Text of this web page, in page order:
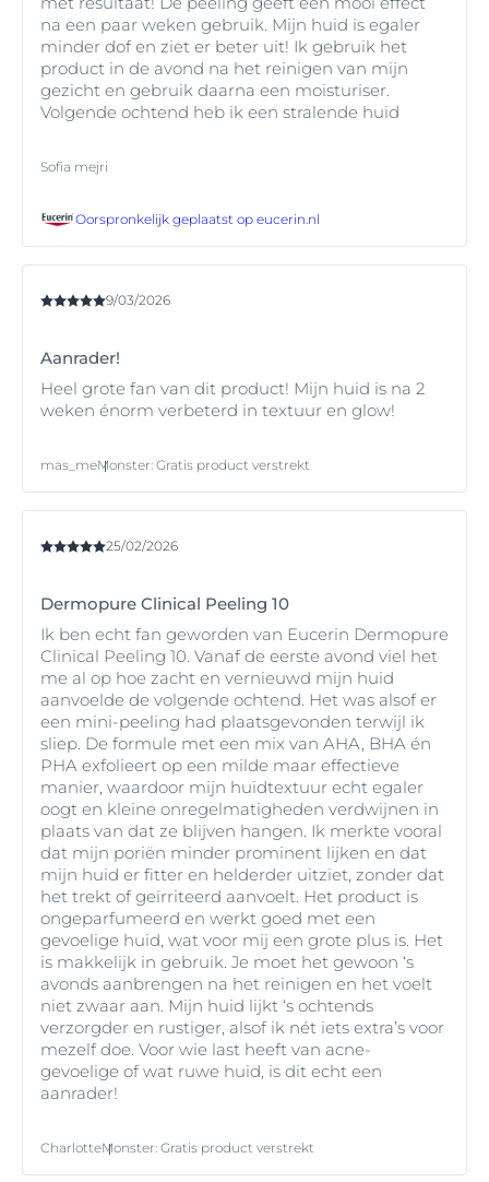
Daarnaast kan blootstelling aan de zon PIH-
symptomen verergeren, de aangedane plekken
donkerder maken en de tijd die nodig is om te
vervagen langer maken. De meeste PIH door acne zal
na verloop van tijd uiteindelijk vervagen, maar het kan
verschillende jaren of zelfs tien jaar duren voordat het
*Abad-Casintahan, F. et al., “Frequency and
Hyperpigmentation.” J Dermatol. 2016; 43:826–828.
* Kaufman et al., Am J Clin Dermatol. 2018; 19:489–503,
Perkins et al., JEADV. 2011; 25(9):1054–1060.
na een paar weken gebruik. Mijn huid is egaler
minder dof en ziet er beter uit! Ik gebruik het
product in de avond na het reinigen van mijn
gezicht en gebruik daarna een moisturiser.
Volgende ochtend heb ik een stralende huid
Sofia mejri
Oorspronkelijk geplaatst op eucerin.nl
9/03/2026
Aanrader!
Heel grote fan van dit product! Mijn huid is na 2
weken énorm verbeterd in textuur en glow!
mas_meMonster: Gratis product verstrekt
25/02/2026
Dermopure Clinical Peeling 10
Ik ben echt fan geworden van Eucerin Dermopure
Clinical Peeling 10. Vanaf de eerste avond viel het
me al op hoe zacht en vernieuwd mijn huid
aanvoelde de volgende ochtend. Het was alsof er
een mini-peeling had plaatsgevonden terwijl ik
sliep. De formule met een mix van AHA, BHA én
PHA exfolieert op een milde maar effectieve
manier, waardoor mijn huidtextuur echt egaler
oogt en kleine onregelmatigheden verdwijnen in
plaats van dat ze blijven hangen. Ik merkte vooral
dat mijn poriën minder prominent lijken en dat
mijn huid er fitter en helderder uitziet, zonder dat
het trekt of geïrriteerd aanvoelt. Het product is
ongeparfumeerd en werkt goed met een
gevoelige huid, wat voor mij een grote plus is. Het
is makkelijk in gebruik. Je moet het gewoon ‘s
avonds aanbrengen na het reinigen en het voelt
niet zwaar aan. Mijn huid lijkt ‘s ochtends
verzorgder en rustiger, alsof ik nét iets extra’s voor
mezelf doe. Voor wie last heeft van acne-
gevoelige of wat ruwe huid, is dit echt een
aanrader!
CharlotteMonster: Gratis product verstrekt